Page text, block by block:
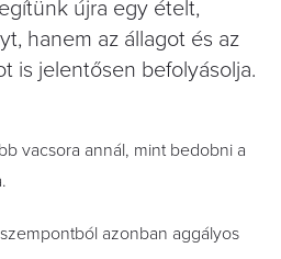
újra egy ételt,
hanem az állagot és az
is jelentősen befolyásolja.
vacsora annál, mint bedobni a
azonban aggályos